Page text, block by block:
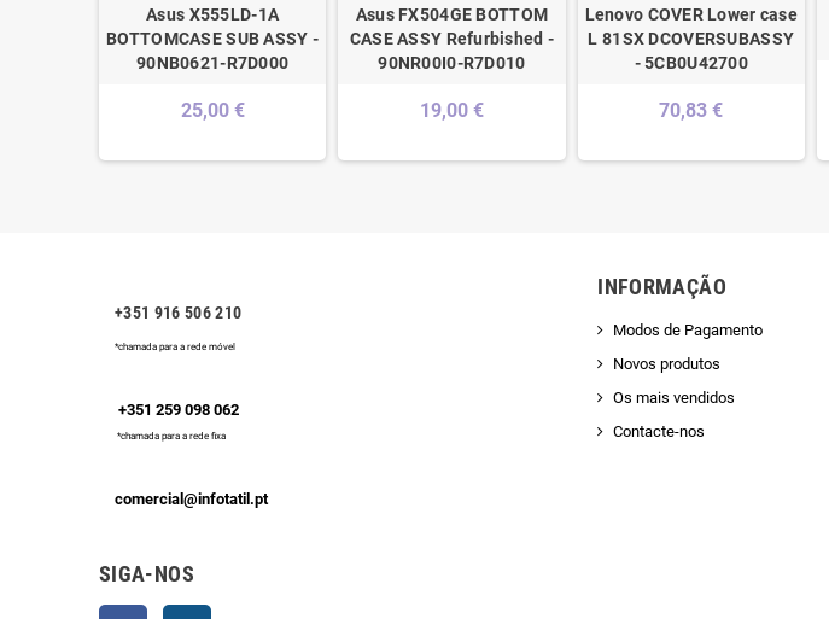
Asus X555LD-1A
BOTTOMCASE SUB ASSY -
90NB0621-R7D000
25,00 €
Asus FX504GE BOTTOM
CASE ASSY Refurbished -
90NR00I0-R7D010
19,00 €
Lenovo COVER Lower case
L 81SX DCOVERSUBASSY
- 5CB0U42700
70,83 €
+351 916 506 210
*chamada para a rede móvel
+351 259 098 062
*chamada para a rede fixa
comercial@infotatil.pt
SIGA-NOS
INFORMAÇÃO
Modos de Pagamento
Novos produtos
Os mais vendidos
Contacte-nos